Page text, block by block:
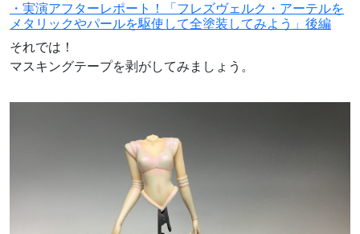
・実演アフターレポート！「フレズヴェルク・アーテルを
メタリックやパールを駆使して全塗装してみよう」後編
それでは！
マスキングテープを剥がしてみましょう。